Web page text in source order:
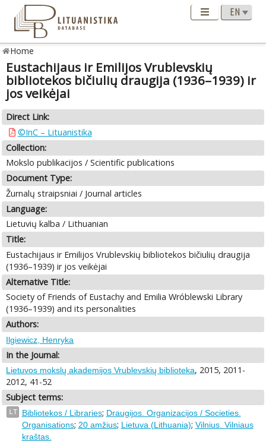
Home
Eustachijaus ir Emilijos Vrublevskių
bibliotekos bičiulių draugija (1936–1939) ir
jos veikėjai
Direct Link:
©InC – Lituanistika
Collection:
Mokslo publikacijos / Scientific publications
Document Type:
Žurnalų straipsniai / Journal articles
Language:
Lietuvių kalba / Lithuanian
Title:
Eustachijaus ir Emilijos Vrublevskių bibliotekos bičiulių draugija
(1936–1939) ir jos veikėjai
Alternative Title:
Society of Friends of Eustachy and Emilia Wróblewski Library
(1936–1939) and its personalities
Authors:
Ilgiewicz, Henryka
In the Journal:
Lietuvos mokslų akademijos Vrublevskių biblioteka, 2015, 2011-
2012, 41-52
Subject terms:
LT Bibliotekos / Libraries; Draugijos. Organizacijos / Societies.
Organisations; 20 amžius; Lietuva (Lithuania); Vilnius. Vilniaus
kraštas.